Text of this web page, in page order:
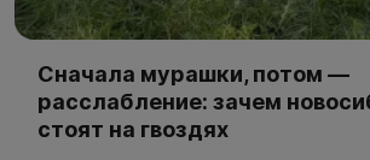
Сначала мурашки, потом —
расслабление: зачем
стоят на гвоздях